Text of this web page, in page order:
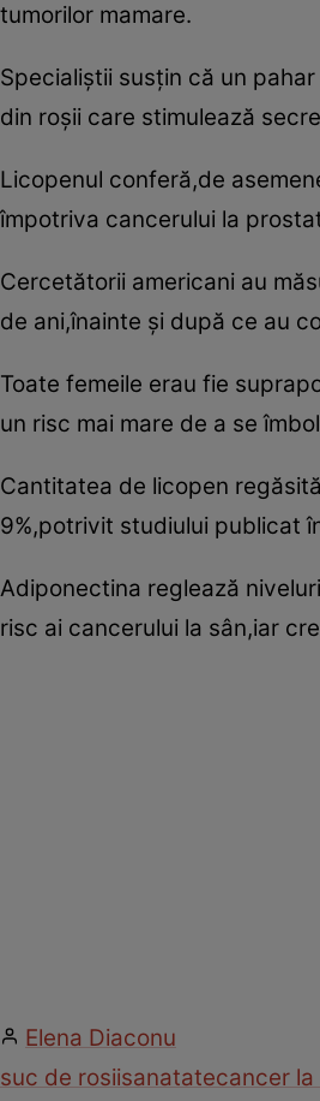
tumorilor mamare.
Specialiştii susţin că un
din roşii care stimulează
Licopenul conferă,de
împotriva cancerului la
Cercetătorii americani au
de ani,înainte şi după ce au
Toate femeile erau fie
un risc mai mare de a se
Cantitatea de licopen
9%,potrivit studiului publicat
Adiponectina reglează
risc ai cancerului la sân,iar
Elena Diaconu
suc de rosiisanatatecancer la